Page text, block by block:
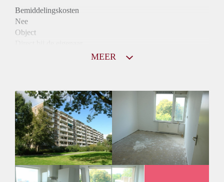
Bemiddelingskosten
Nee
Object
Huurtoeslag
Mogelijk
Inkomen eis
Huurtermijn
Onbepaalde termijn
Oplevering
Kaal
MEER